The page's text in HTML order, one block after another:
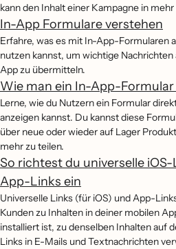
kann den Inhalt einer Kampagne in
In-App Formulare verstehen
Erfahre, was es mit In-App-Formularen
nutzen kannst, um wichtige
App zu übermitteln.
Wie man ein In-App-
Lerne, wie du Nutzern ein Formular
anzeigen kannst. Du kannst diese
über neue oder wieder auf Lager
mehr zu teilen.
So richtest du universelle
App-Links ein
Universelle Links (für iOS) und App-
Kunden zu Inhalten in deiner mobilen
installiert ist, zu denselben Inhalten auf
Links in E-Mails und Textnachrichten